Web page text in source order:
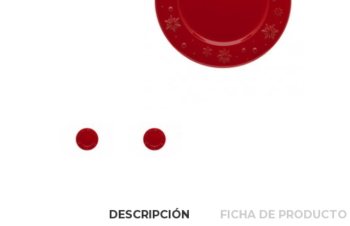
DESCRIPCIÓN FICHA DE PRODUCTO